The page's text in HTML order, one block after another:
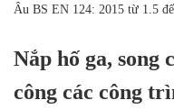
Âu BS EN 124: 2015 từ 1.5
Nắp hố ga, song
công các công